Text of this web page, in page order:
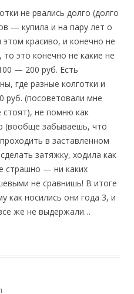
не рвались долго (долго
— купила и на пару лет о
красиво, и конечно не
это конечно не какие не
— 200 руб. Есть
где разные колготки и
руб. (посоветовали мне
стоят), не помню как
(вообще забываешь, что
в заставленном
затяжку, ходила как
страшно — ни каких
не сравнишь! В итоге
как носились они года 3, и
же не выдержали…